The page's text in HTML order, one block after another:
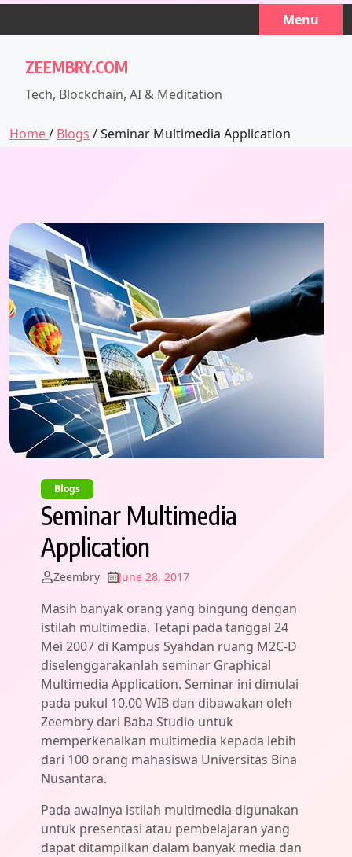
Skip
Menu
ZEEMBRY.COM
Tech, Blockchain, AI & Meditation
Home/ Blogs / Seminar Multimedia Application
Blogs
Seminar Multimedia
Application
Zeembry June 28, 2017
Masih banyak orang yang bingung dengan
istilah multimedia. Tetapi pada tanggal 24
Mei 2007 di Kampus Syahdan ruang M2C-D
diselenggarakanlah seminar Graphical
Multimedia Application. Seminar ini dimulai
pada pukul 10.00 WIB dan dibawakan oleh
Zeembry dari Baba Studio untuk
memperkenalkan multimedia kepada lebih
dari 100 orang mahasiswa Universitas Bina
Nusantara.
Pada awalnya istilah multimedia digunakan
untuk presentasi atau pembelajaran yang
dapat ditampilkan dalam banyak media dan